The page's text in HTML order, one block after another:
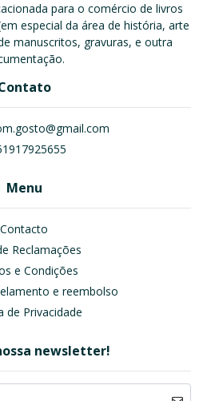
para o comércio de livros
especial da área de história, arte
manuscritos, gravuras, e outra
Menu
Contacto
Reclamações
e Condições
e reembolso
de Privacidade
newsletter!